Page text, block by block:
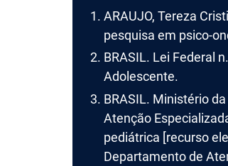
ARAUJO, Tereza
pesquisa em psico-
BRASIL. Lei Federal
Adolescente.
BRASIL. Ministério
Atenção
pediátrica [recurso
Departamento de